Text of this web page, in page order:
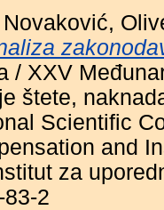
Novaković,
/ XXV
štete,
Scientific
and
za
2